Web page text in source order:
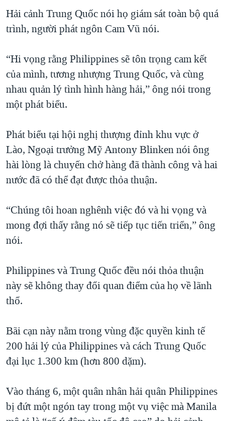
Hải cảnh Trung Quốc nói họ giám sát toàn bộ quá
trình, người phát ngôn Cam Vũ nói.
“Hi vọng rằng Philippines sẽ tôn trọng cam kết
của mình, tương nhượng Trung Quốc, và cùng
nhau quản lý tình hình hàng hải,” ông nói trong
một phát biểu.
Phát biểu tại hội nghị thượng đỉnh khu vực ở
Lào, Ngoại trưởng Mỹ Antony Blinken nói ông
hài lòng là chuyến chở hàng đã thành công và hai
nước đã có thể đạt được thỏa thuận.
“Chúng tôi hoan nghênh việc đó và hi vọng và
mong đợi thấy rằng nó sẽ tiếp tục tiến triển,” ông
nói.
Philippines và Trung Quốc đều nói thỏa thuận
này sẽ không thay đổi quan điểm của họ về lãnh
thổ.
Bãi cạn này nằm trong vùng đặc quyền kinh tế
200 hải lý của Philippines và cách Trung Quốc
đại lục 1.300 km (hơn 800 dặm).
Vào tháng 6, một quân nhân hải quân Philippines
bị đứt một ngón tay trong một vụ việc mà Manila